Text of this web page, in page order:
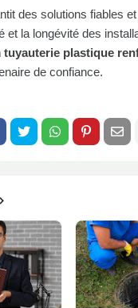
des solutions fiables
et la longévité des
tuyauterie plastique
de confiance.